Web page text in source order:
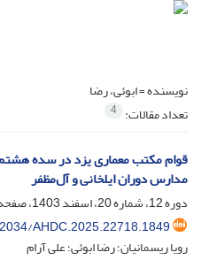
نویسنده =ابوئی، رضا
تعداد مقالات: 4
قوام مکتب معماری یزد در سده
مدارس دوران ایلخانی و آل‌مظفر
دوره 12، شماره 20، اسفند 1403، صفحه
AHDC.2025.22718.1849
رویا ریسمانیان؛ رضا ابوئی؛ علی آرام